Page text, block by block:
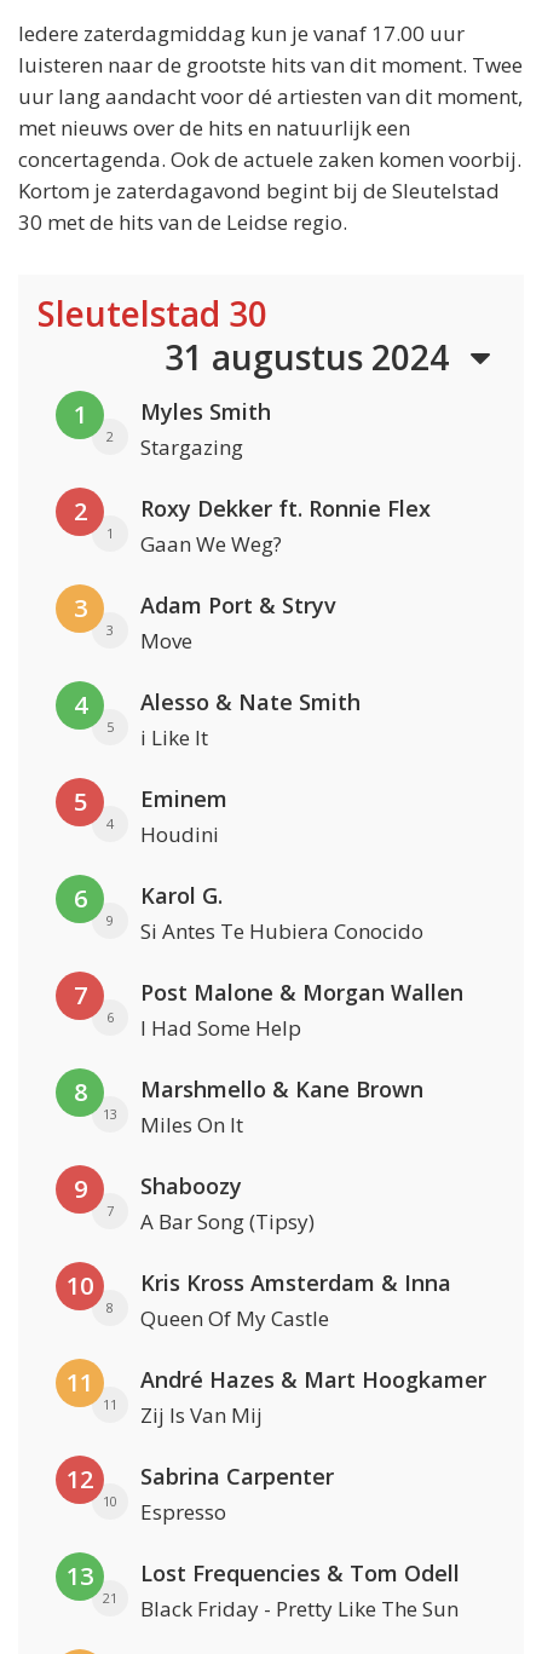
Iedere zaterdagmiddag kun je vanaf 17.00 uur
luisteren naar de grootste hits van dit moment. Twee
uur lang aandacht voor dé artiesten van dit moment,
met nieuws over de hits en natuurlijk een
concertagenda. Ook de actuele zaken komen voorbij.
Kortom je zaterdagavond begint bij de Sleutelstad
30 met de hits van de Leidse regio.
Sleutelstad 30
31 augustus 2024
1
2
Myles Smith
Stargazing
2
1
Roxy Dekker ft. Ronnie Flex
Gaan We Weg?
3
3
Adam Port & Stryv
Move
4
5
Alesso & Nate Smith
i Like It
5
4
Eminem
Houdini
6
9
Karol G.
Si Antes Te Hubiera Conocido
7
6
Post Malone & Morgan Wallen
I Had Some Help
8
13
Marshmello & Kane Brown
Miles On It
9
7
Shaboozy
A Bar Song (Tipsy)
10
8
Kris Kross Amsterdam & Inna
Queen Of My Castle
11
11
André Hazes & Mart Hoogkamer
Zij Is Van Mij
12
10
Sabrina Carpenter
Espresso
13
21
Lost Frequencies & Tom Odell
Black Friday - Pretty Like The Sun